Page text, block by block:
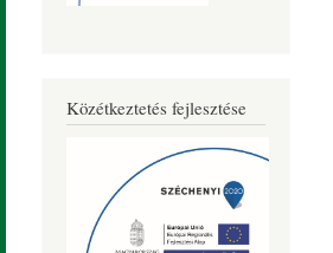
Közétkeztetés fejlesztése